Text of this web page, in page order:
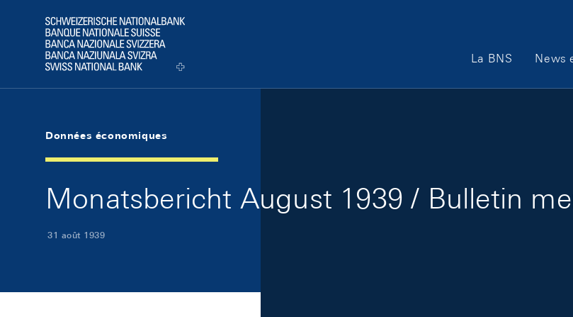
Logo
Main Navigation
La BNS News
Données économiques
Monatsbericht August 1939 / Bulletin
31 août 1939